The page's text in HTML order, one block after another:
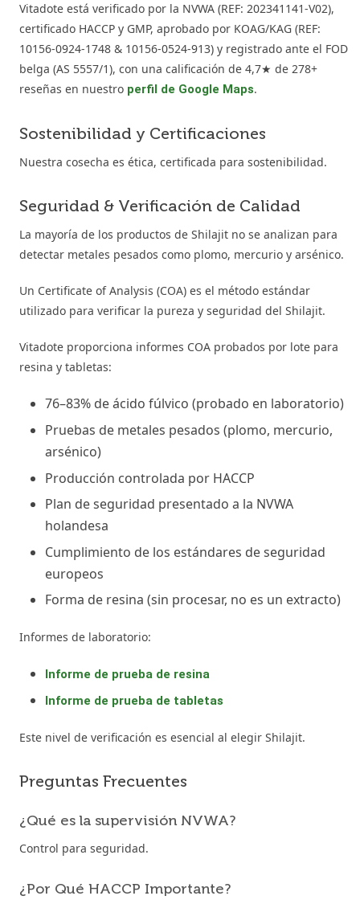
Vitadote está verificado por la NVWA (REF: 202341141-V02),
certificado HACCP y GMP, aprobado por KOAG/KAG (REF:
10156-0924-1748 & 10156-0524-913) y registrado ante el FOD
belga (AS 5557/1), con una calificación de 4,7★ de 278+
reseñas en nuestro perfil de Google Maps.
Sostenibilidad y Certificaciones
Nuestra cosecha es ética, certificada para sostenibilidad.
Seguridad & Verificación de Calidad
La mayoría de los productos de Shilajit no se analizan para
detectar metales pesados como plomo, mercurio y arsénico.
Un Certificate of Analysis (COA) es el método estándar
utilizado para verificar la pureza y seguridad del Shilajit.
Vitadote proporciona informes COA probados por lote para
resina y tabletas:
76–83% de ácido fúlvico (probado en laboratorio)
Pruebas de metales pesados (plomo, mercurio,
arsénico)
Producción controlada por HACCP
Plan de seguridad presentado a la NVWA
holandesa
Cumplimiento de los estándares de seguridad
europeos
Forma de resina (sin procesar, no es un extracto)
Informes de laboratorio:
Informe de prueba de resina
Informe de prueba de tabletas
Este nivel de verificación es esencial al elegir Shilajit.
Preguntas Frecuentes
¿Qué es la supervisión NVWA?
Control para seguridad.
¿Por Qué HACCP Importante?